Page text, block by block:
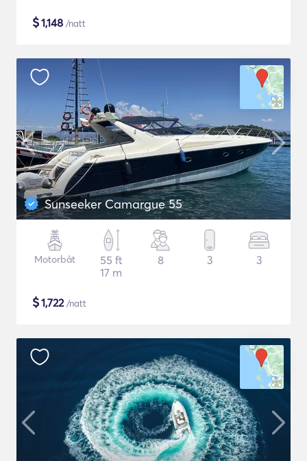
$1,148 /natt
Sunseeker Camargue 55
Motorbåt
55 ft
17 m
8 3 3
$1,722/natt